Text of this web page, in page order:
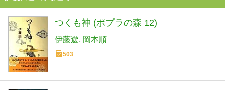
つくも神 (ポプラの森 12)
伊藤遊 岡本順
503